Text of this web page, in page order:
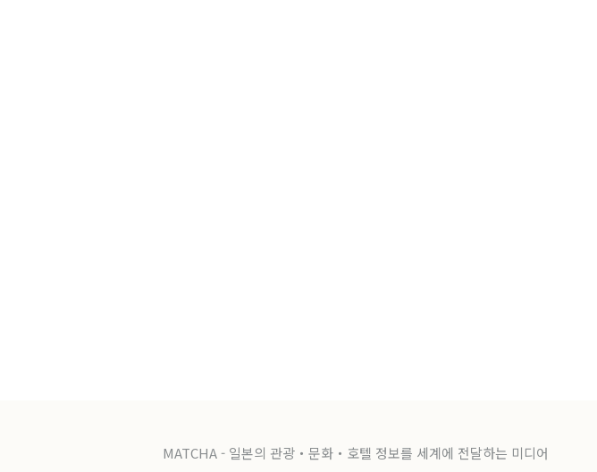
MATCHA - 일본의 관광・문화・호텔 정보를 세계에 전달하는 미디어